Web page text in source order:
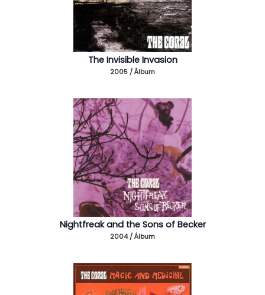
The Invisible Invasion
2005 / Álbum
Nightfreak and the Sons of Becker
2004 / Álbum